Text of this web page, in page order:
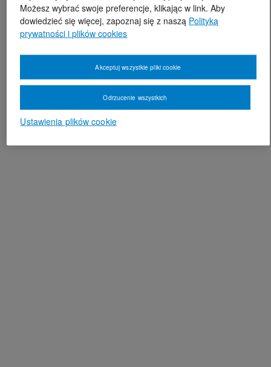
Możesz wybrać swoje preferencje, klikając w link. Aby
dowiedzieć się więcej, zapoznaj się z naszą Polityką
prywatności i plików cookies
Ustawienia plików cookie
Odrzucenie wszystkich
Akceptuj wszystkie pliki cookie